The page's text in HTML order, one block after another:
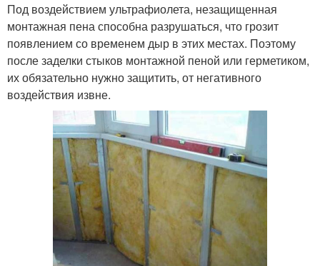
Под воздействием ультрафиолета, незащищенная
монтажная пена способна разрушаться, что грозит
появлением со временем дыр в этих местах. Поэтому
после заделки стыков монтажной пеной или герметиком,
их обязательно нужно защитить, от негативного
воздействия извне.